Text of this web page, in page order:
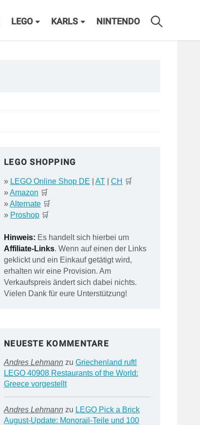
LEGO KARLS NINTENDO
LEGO SHOPPING
» LEGO Online Shop DE AT| CH 🛒
»Amazon 🛒
»Alternate🛒
» Proshop🛒
Hinweis: Es handelt sich hierbei um
Affiliate-Links. Wenn auf einen der Links
geklickt und ein Einkauf getätigt wird,
erhalten wir eine Provision. Am
Verkaufspreis ändert sich dabei nichts.
Vielen Dank für eure Unterstützung!
NEUESTE KOMMENTARE
Andres Lehmannzu Griechenland ruft!
LEGO 40908 Restaurants of the World:
Greece vorgestellt
Andres Lehmannzu LEGO Pick a Brick
August-Update: Monorail-Teile und 100